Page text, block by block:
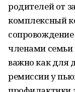
родителей от
комплексный
членами
важно как для
ремиссии у